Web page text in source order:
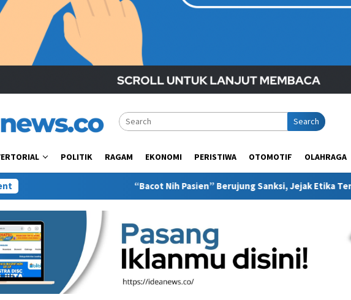
Search
POLITIK RAGAM EKONOMI PERISTIWA OTOMOTIF OLAHRAGA
“Bacot Nih Pasien” Berujung Sanksi, Jejak Etika Tenaga Medis di Media